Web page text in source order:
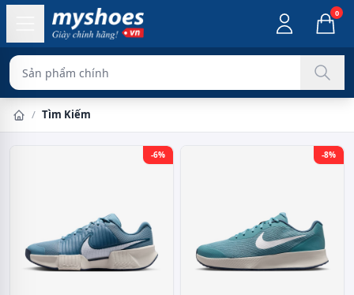
0
Sản phẩm chính hãng 100%
/ Tìm Kiếm
-6% -8%